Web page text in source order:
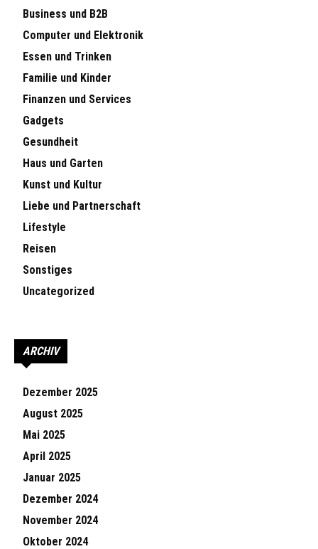
Business und B2B
Computer und Elektronik
Essen und Trinken
Familie und Kinder
Finanzen und Services
Gadgets
Gesundheit
Haus und Garten
Kunst und Kultur
Liebe und Partnerschaft
Lifestyle
Reisen
Sonstiges
Uncategorized
ARCHIV
Dezember 2025
August 2025
Mai 2025
April 2025
Januar 2025
Dezember 2024
November 2024
Oktober 2024